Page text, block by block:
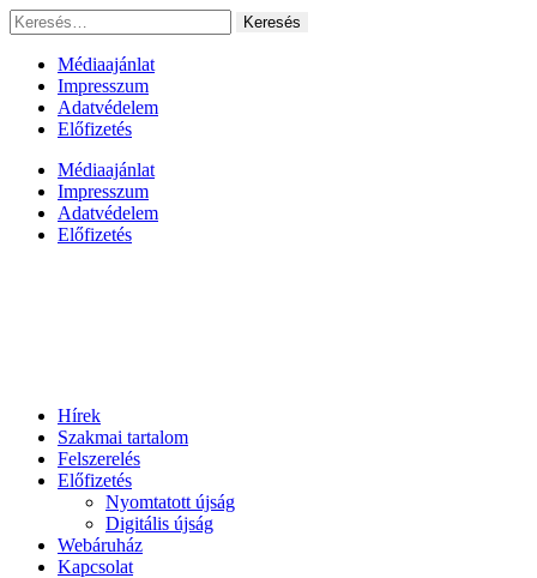
Ugrás
a
tartalomhoz
Keresés:
Médiaajánlat
Impresszum
Adatvédelem
Előfizetés
Médiaajánlat
Impresszum
Adatvédelem
Előfizetés
Hírek
Szakmai tartalom
Felszerelés
Előfizetés
Nyomtatott újság
Digitális újság
Webáruház
Kapcsolat